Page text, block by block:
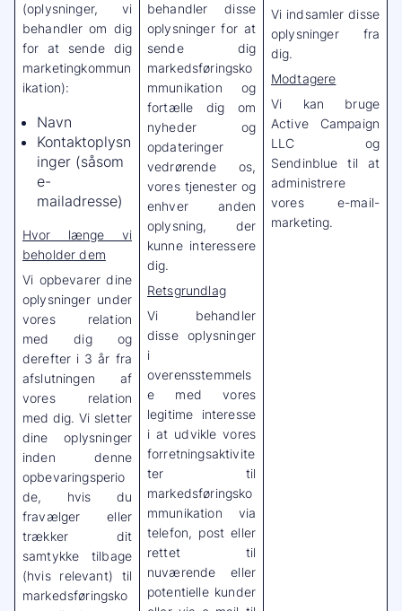
(oplysninger, vi
behandler om dig
for at sende dig
marketingkommun
ikation):
Navn
Kontaktoplysn
inger (såsom
e-
mailadresse)
Hvor længe vi
beholder dem
Vi opbevarer dine
oplysninger under
vores relation
med dig og
derefter i 3 år fra
afslutningen af
vores relation
med dig. Vi sletter
dine oplysninger
inden denne
opbevaringsperio
de, hvis du
fravælger eller
trækker dit
samtykke tilbage
(hvis relevant) til
markedsføringsko
behandler disse
oplysninger for at
sende dig
markedsføringsko
mmunikation og
fortælle dig om
nyheder og
opdateringer
vedrørende os,
vores tjenester og
enhver anden
oplysning, der
kunne interessere
dig.
Retsgrundlag
Vi behandler
disse oplysninger
i
overensstemmels
e med vores
legitime interesse
i at udvikle vores
forretningsaktivite
ter til
markedsføringsko
mmunikation via
telefon, post eller
rettet til
nuværende eller
potentielle kunder
Vi indsamler disse
oplysninger fra
dig.
Modtagere
Vi kan bruge
Active Campaign
LLC og
Sendinblue til at
administrere
vores e-mail-
marketing.